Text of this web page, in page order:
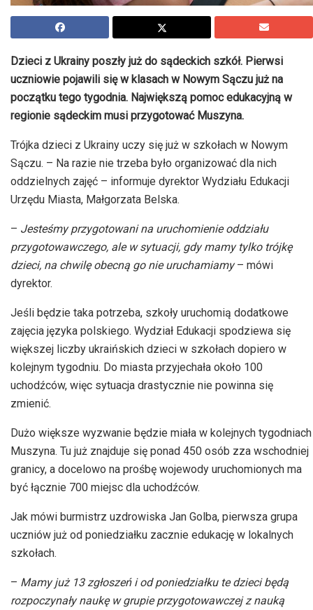
Dzieci z Ukrainy poszły już do sądeckich szkół. Pierwsi
uczniowie pojawili się w klasach w Nowym Sączu już na
początku tego tygodnia. Największą pomoc edukacyjną w
regionie sądeckim musi przygotować Muszyna.
Trójka dzieci z Ukrainy uczy się już w szkołach w Nowym
Sączu. – Na razie nie trzeba było organizować dla nich
oddzielnych zajęć – informuje dyrektor Wydziału Edukacji
Urzędu Miasta, Małgorzata Belska.
– Jesteśmy przygotowani na uruchomienie oddziału
przygotowawczego, ale w sytuacji, gdy mamy tylko trójkę
dzieci, na chwilę obecną go nieuruchamiamy– mówi
dyrektor.
Jeśli będzie taka potrzeba, szkoły uruchomią dodatkowe
zajęcia języka polskiego. Wydział Edukacji spodziewa się
większej liczby ukraińskich dzieci w szkołach dopiero w
kolejnym tygodniu. Do miasta przyjechała około 100
uchodźców, więc sytuacja drastycznie nie powinna się
zmienić.
Dużo większe wyzwanie będzie miała w kolejnych tygodniach
Muszyna. Tu już znajduje się ponad 450 osób zza wschodniej
granicy, a docelowo na prośbę wojewody uruchomionych ma
być łącznie 700 miejsc dla uchodźców.
Jak mówi burmistrz uzdrowiska Jan Golba, pierwsza grupa
uczniów już od poniedziałku zacznie edukację w lokalnych
szkołach.
– Mamy już 13 zgłoszeń i od poniedziałku te dzieci będą
rozpoczynały naukę w grupie przygotowawczej z nauką